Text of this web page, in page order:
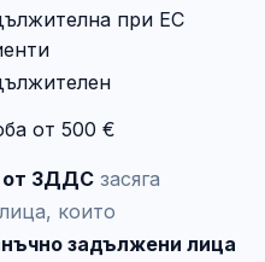
при ЕС
от 500 €
от ЗДДС засяга
които
задължени лица